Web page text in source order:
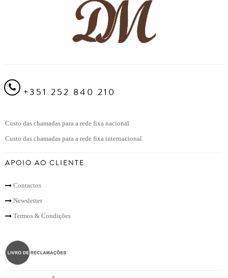
+351 252 840 210
Custo das chamadas para a rede fixa nacional
Custo das chamadas para a rede fixa internacional
APOIO AO CLIENTE
Contactos
Newsletter
Termos & Condições